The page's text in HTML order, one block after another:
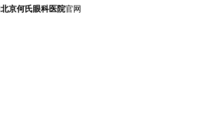
北京何氏眼科医院官网